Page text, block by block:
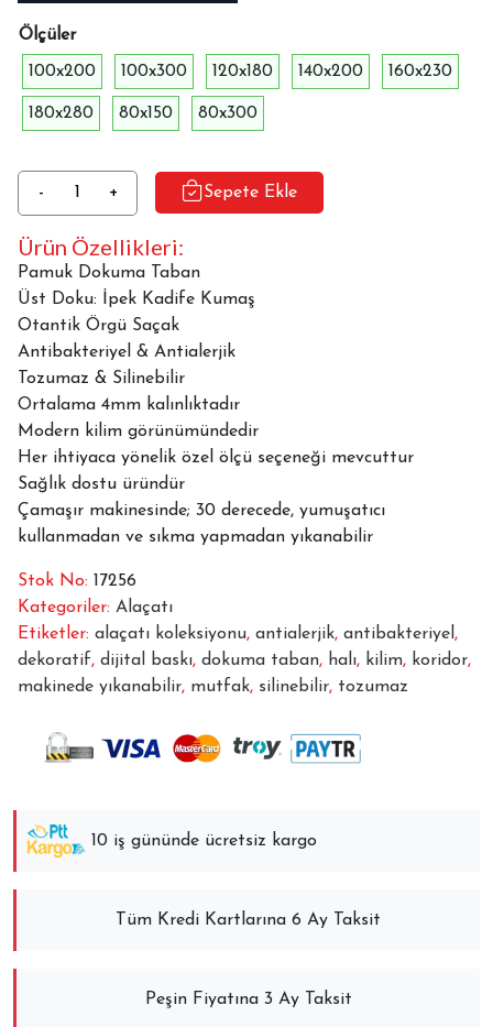
Ölçüler
100x200 100x300 120x180 140x200 160x230
180x280 80x150 80x300
-
Dekoratif
Halı
Dokuma
Taban
Alaçatı
A-
8048
adet
+ Sepete Ekle
Ürün Özellikleri:
Pamuk Dokuma Taban
Üst Doku: İpek Kadife Kumaş
Otantik Örgü Saçak
Antibakteriyel & Antialerjik
Tozumaz & Silinebilir
Ortalama 4mm kalınlıktadır
Modern kilim görünümündedir
Her ihtiyaca yönelik özel ölçü seçeneği mevcuttur
Sağlık dostu üründür
Çamaşır makinesinde; 30 derecede, yumuşatıcı
kullanmadan ve sıkma yapmadan yıkanabilir
Stok No: 17256
Kategoriler: Alaçatı
Etiketler: alaçatı koleksiyonu, antialerjik, antibakteriyel ,
dekoratif, dijital baskı, dokuma taban, halı, kilim, koridor,
makinede yıkanabilir, mutfak, silinebilir, tozumaz
10 iş gününde ücretsiz kargo
Tüm Kredi Kartlarına 6 Ay Taksit
Peşin Fiyatına 3 Ay Taksit